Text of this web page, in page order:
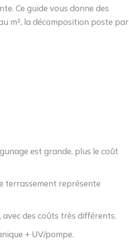
Ce guide vous donne des
m², la décomposition poste par
est grande, plus le coût
terrassement représente
des coûts très différents.
+ UV/pompe.